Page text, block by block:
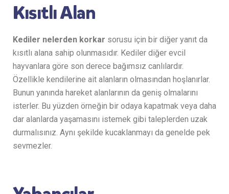
Kısıtlı Alan
Kediler nelerden korkar sorusu için bir diğer yanıt da
kısıtlı alana sahip olunmasıdır. Kediler diğer evcil
hayvanlara göre son derece bağımsız canlılardır.
Özellikle kendilerine ait alanların olmasından hoşlanırlar.
Bunun yanında hareket alanlarının da geniş olmalarını
isterler. Bu yüzden örneğin bir odaya kapatmak veya daha
dar alanlarda yaşamasını istemek gibi taleplerden uzak
durmalısınız. Aynı şekilde kucaklanmayı da genelde pek
sevmezler.